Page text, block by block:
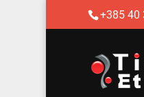
+385 40